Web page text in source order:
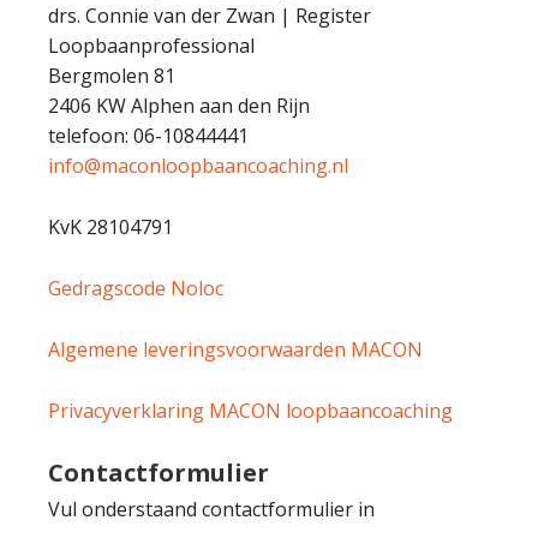
drs. Connie van der Zwan | Register
Loopbaanprofessional
Bergmolen 81
2406 KW Alphen aan den Rijn
telefoon: 06-10844441
info@maconloopbaancoaching.nl
KvK 28104791
Gedragscode Noloc
Algemene leveringsvoorwaarden MACON
Privacyverklaring MACON loopbaancoaching
Contactformulier
Vul onderstaand contactformulier in